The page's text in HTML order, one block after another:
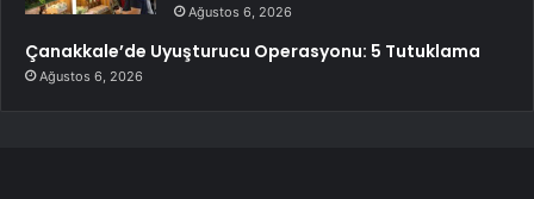
Ağustos 6, 2026
Çanakkale’de Uyuşturucu Operasyonu: 5 Tutuklama
Ağustos 6, 2026